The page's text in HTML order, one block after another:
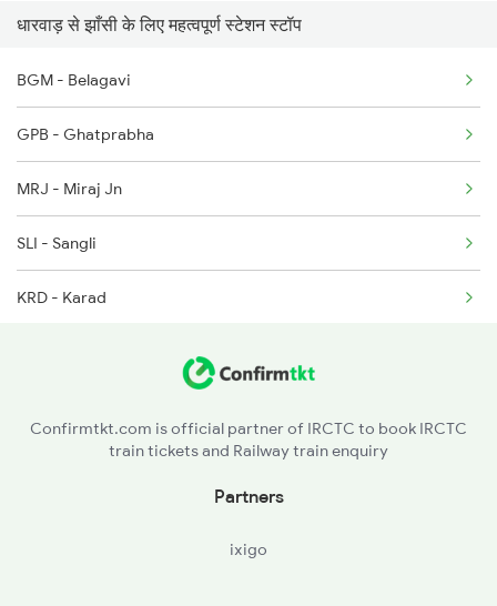
12156 Bhopal Express
12269 Mas Nzm Duronto
12807 Samta Express
12808 Samta Express
16093 Mas Ljn Express
1449 Jbp Svdk Special
धारवाड़ से झाँसी के लिए महत्वपूर्ण स्टेशन स्टॉप
BGM - Belagavi
GPB - Ghatprabha
MRJ - Miraj Jn
SLI - Sangli
KRD - Karad
ANG - Ahmadnagar
Confirmtkt.com is official partner of IRCTC to book IRCTC
train tickets and Railway train enquiry
Partners
ixigo